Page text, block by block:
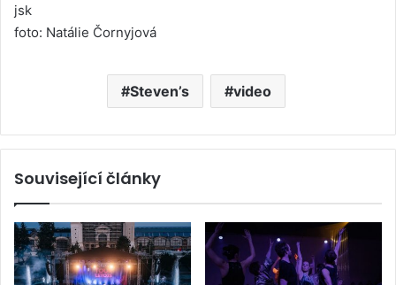
jsk
foto: Natálie Čornyjová
Steven’s video
Související články